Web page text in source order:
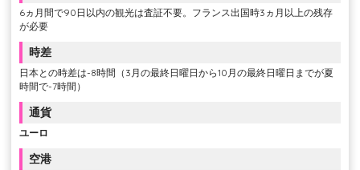
6ヵ月間で90日以内の観光は査証不要。フランス出国時3ヵ月以上の残存
が必要
時差
日本との時差は-8時間（3月の最終日曜日から10月の最終日曜日までが夏
時間で-7時間）
通貨
ユーロ
空港